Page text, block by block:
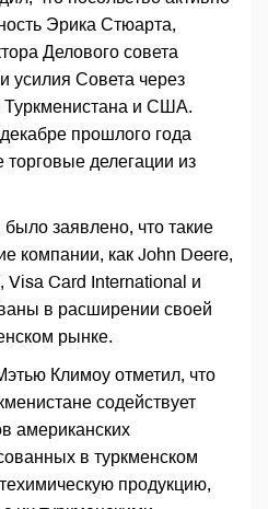
Эрика Стюарта,
Делового совета
усилия Совета через
и США.
прошлого года
делегации из
заявлено, что такие
компании, как John Deere,
Visa Card International и
в расширении своей
рынке.
Климоу отметил, что
содействует
американских
в туркменском
продукцию,